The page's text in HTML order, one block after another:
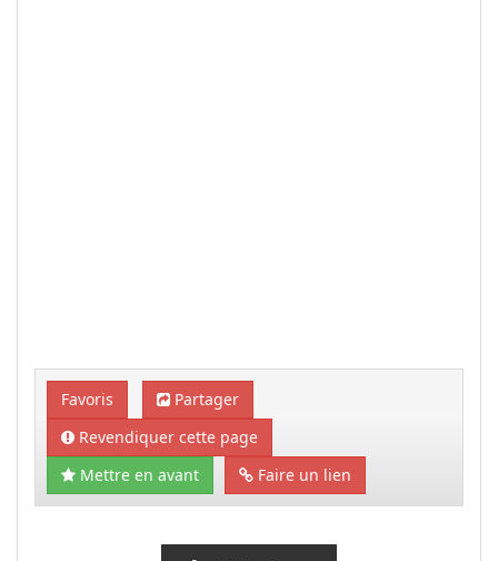
Favoris
Partager
Revendiquer cette page
Mettre en avant
Faire un lien